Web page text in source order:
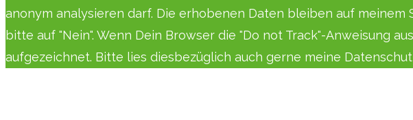
anonym analysieren darf. Die erhobenen Daten bleiben auf
bitte auf "Nein". Wenn Dein Browser die "Do not Track"-Anweisung
aufgezeichnet. Bitte lies diesbezüglich auch gerne meine